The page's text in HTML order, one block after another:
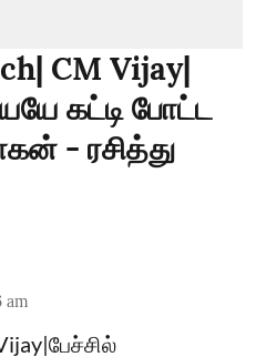
CM Vijay|
கட்டி போட்ட
- ரசித்து
am